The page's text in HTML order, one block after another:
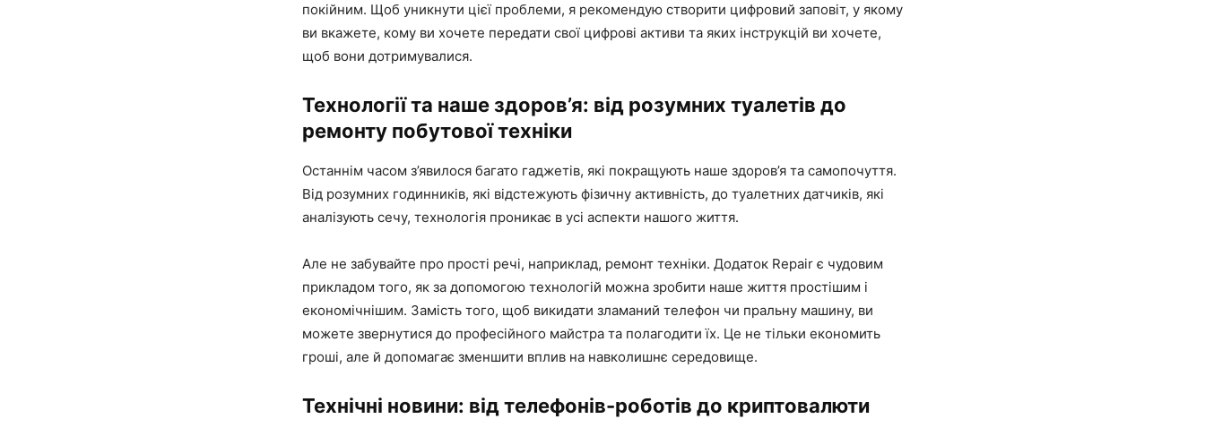
покійним. Щоб уникнути цієї проблеми, я рекомендую створити цифровий заповіт, у якому
ви вкажете, кому ви хочете передати свої цифрові активи та яких інструкцій ви хочете,
щоб вони дотримувалися.
Технології та наше здоров’я: від розумних туалетів до
ремонту побутової техніки
Останнім часом з’явилося багато гаджетів, які покращують наше здоров’я та самопочуття.
Від розумних годинників, які відстежують фізичну активність, до туалетних датчиків, які
аналізують сечу, технологія проникає в усі аспекти нашого життя.
Але не забувайте про прості речі, наприклад, ремонт техніки. Додаток Repair є чудовим
прикладом того, як за допомогою технологій можна зробити наше життя простішим і
економічнішим. Замість того, щоб викидати зламаний телефон чи пральну машину, ви
можете звернутися до професійного майстра та полагодити їх. Це не тільки економить
гроші, але й допомагає зменшити вплив на навколишнє середовище.
Технічні новини: від телефонів-роботів до криптовалюти